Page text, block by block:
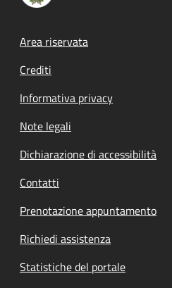
Footer menu
Area riservata
Crediti
Informativa privacy
Note legali
Dichiarazione di accessibilità
Contatti
Prenotazione appuntamento
Richiedi assistenza
Statistiche del portale